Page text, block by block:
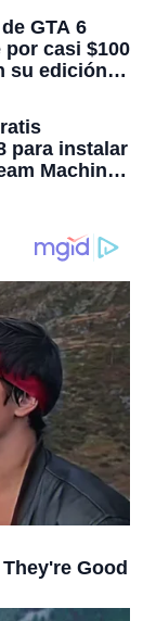
GTA 6
por casi $100
su edición
un 25%
$80
para instalar
Machine